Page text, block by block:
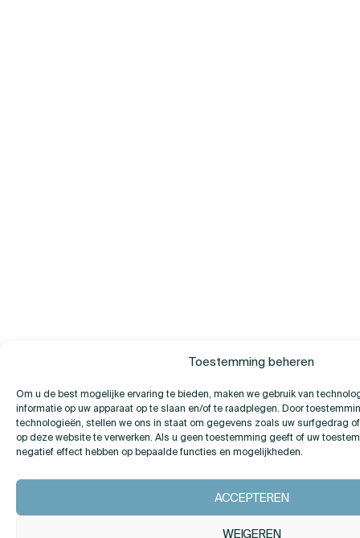
Toestemming beheren
Om u de best mogelijke ervaring te bieden, maken we gebruik van
informatie op uw apparaat op te slaan en/of te raadplegen. Door
technologieën, stellen we ons in staat om gegevens zoals uw surfgedrag
op deze website te verwerken. Als u geen toestemming geeft of uw
negatief effect hebben op bepaalde functies en mogelijkheden.
ACCEPTEREN
WEIGEREN